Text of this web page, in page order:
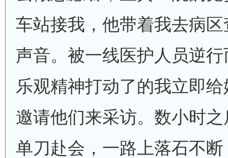
车站接我，他带着我去病
声音。被一线医护人员逆
乐观精神打动了的我立即
邀请他们来采访。数小时
单刀赴会，一路上落石不